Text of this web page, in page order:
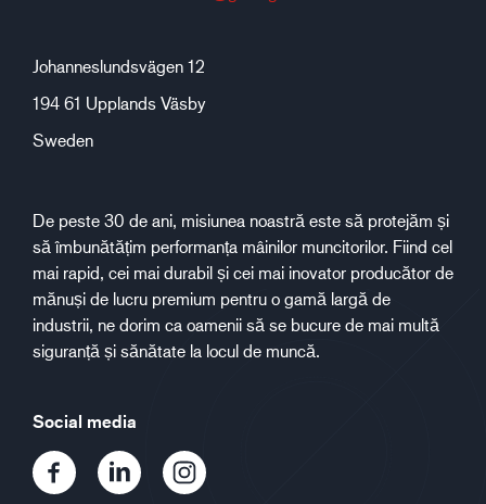
Johanneslundsvägen 12
194 61 Upplands Väsby
Sweden
De peste 30 de ani, misiunea noastră este să protejăm și
să îmbunătățim performanța mâinilor muncitorilor. Fiind cel
mai rapid, cei mai durabil și cei mai inovator producător de
mănuși de lucru premium pentru o gamă largă de
industrii, ne dorim ca oamenii să se bucure de mai multă
siguranță și sănătate la locul de muncă.
Social media